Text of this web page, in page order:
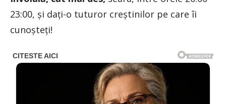
23:00, și dați-o tuturor creștinilor pe care îi
cunoșteți!